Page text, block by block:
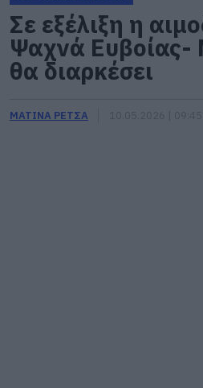
Σε εξέλιξη η
Ψαχνά Ευβοίας-
θα διαρκέσει
ΜΑΤΙΝΑ ΡΕΤΣΑ